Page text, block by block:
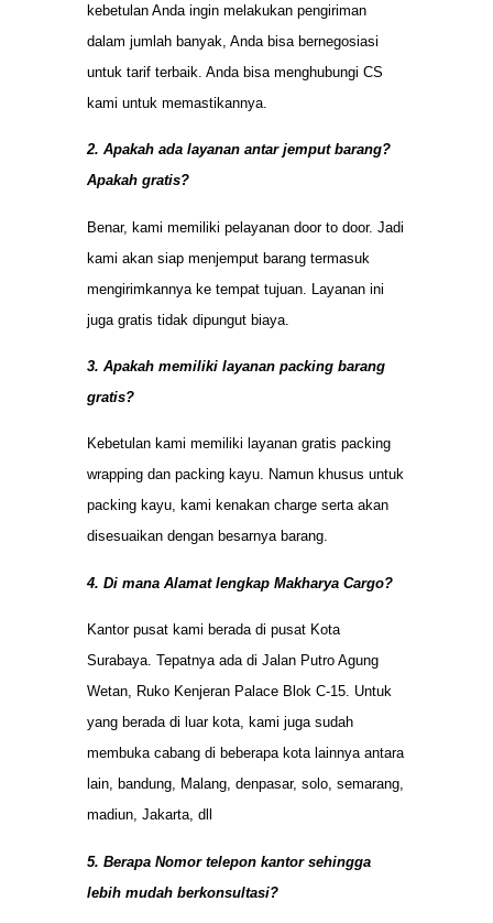
kebetulan Anda ingin melakukan pengiriman
dalam jumlah banyak, Anda bisa bernegosiasi
untuk tarif terbaik. Anda bisa menghubungi CS
kami untuk memastikannya.
2. Apakah ada layanan antar jemput barang?
Apakah gratis?
Benar, kami memiliki pelayanan door to door. Jadi
kami akan siap menjemput barang termasuk
mengirimkannya ke tempat tujuan. Layanan ini
juga gratis tidak dipungut biaya.
3. Apakah memiliki layanan packing barang
gratis?
Kebetulan kami memiliki layanan gratis packing
wrapping dan packing kayu. Namun khusus untuk
packing kayu, kami kenakan charge serta akan
disesuaikan dengan besarnya barang.
4. Di mana Alamat lengkap Makharya Cargo?
Kantor pusat kami berada di pusat Kota
Surabaya. Tepatnya ada di Jalan Putro Agung
Wetan, Ruko Kenjeran Palace Blok C-15. Untuk
yang berada di luar kota, kami juga sudah
membuka cabang di beberapa kota lainnya antara
lain, bandung, Malang, denpasar, solo, semarang,
madiun, Jakarta, dll
5. Berapa Nomor telepon kantor sehingga
lebih mudah berkonsultasi?